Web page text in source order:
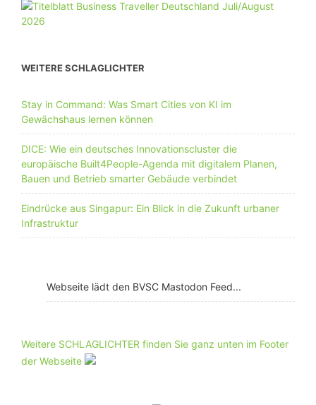
WEITERE SCHLAGLICHTER
Stay in Command: Was Smart Cities von KI im
Gewächshaus lernen können
DICE: Wie ein deutsches Innovationscluster die
europäische Built4People-Agenda mit digitalem Planen,
Bauen und Betrieb smarter Gebäude verbindet
Eindrücke aus Singapur: Ein Blick in die Zukunft urbaner
Infrastruktur
Webseite lädt den BVSC Mastodon Feed...
Weitere SCHLAGLICHTER finden Sie ganz unten im Footer
der Webseite